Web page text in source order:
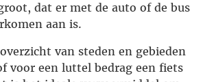
dat er met de auto of de bus
aan is.
van steden en gebieden
voor een luttel bedrag een fiets